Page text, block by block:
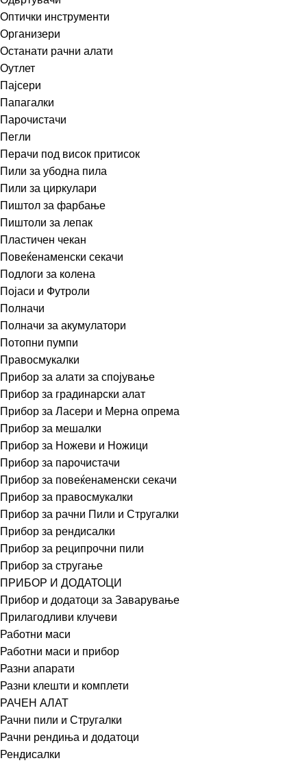
Оптички инструменти
Организери
Останати рачни алати
Оутлет
Пајсери
Папагалки
Парочистачи
Пегли
Перачи под висок притисок
Пили за убодна пила
Пили за циркулари
Пиштол за фарбање
Пиштоли за лепак
Пластичен чекан
Повеќенаменски секачи
Подлоги за колена
Појаси и Футроли
Полначи
Полначи за акумулатори
Потопни пумпи
Правосмукалки
Прибор за алати за спојување
Прибор за градинарски алат
Прибор за Ласери и Мерна опрема
Прибор за мешалки
Прибор за Ножеви и Ножици
Прибор за парочистачи
Прибор за повеќенаменски секачи
Прибор за правосмукалки
Прибор за рачни Пили и Стругалки
Прибор за рендисалки
Прибор за реципрочни пили
Прибор за стругање
ПРИБОР И ДОДАТОЦИ
Прибор и додатоци за Заварување
Прилагодливи клучеви
Работни маси
Работни маси и прибор
Разни апарати
Разни клешти и комплети
РАЧЕН АЛАТ
Рачни пили и Стругалки
Рачни рендиња и додатоци
Рендисалки